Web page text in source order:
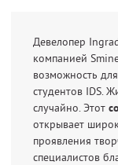
Девелопер
компанией
возможность
студентов IDS.
случайно. Этот
открывает
проявления
специалистов